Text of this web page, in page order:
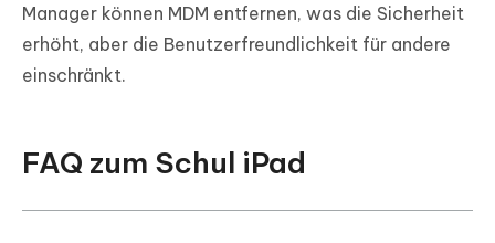
Manager können MDM entfernen, was die Sicherheit
erhöht, aber die Benutzerfreundlichkeit für andere
einschränkt.
FAQ zum Schul iPad